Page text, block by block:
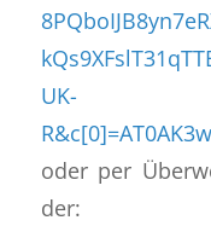
UK-
oder per
der: